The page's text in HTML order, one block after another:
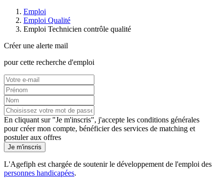
Emploi
Emploi Qualité
Emploi Technicien contrôle qualité
Créer une alerte mail
pour cette recherche d'emploi
En cliquant sur "Je m'inscris", j'accepte les conditions générales
pour créer mon compte, bénéficier des services de matching et
postuler aux offres
Je m'inscris
L'Agefiph est chargée de soutenir le développement de l'emploi des
personnes handicapées.